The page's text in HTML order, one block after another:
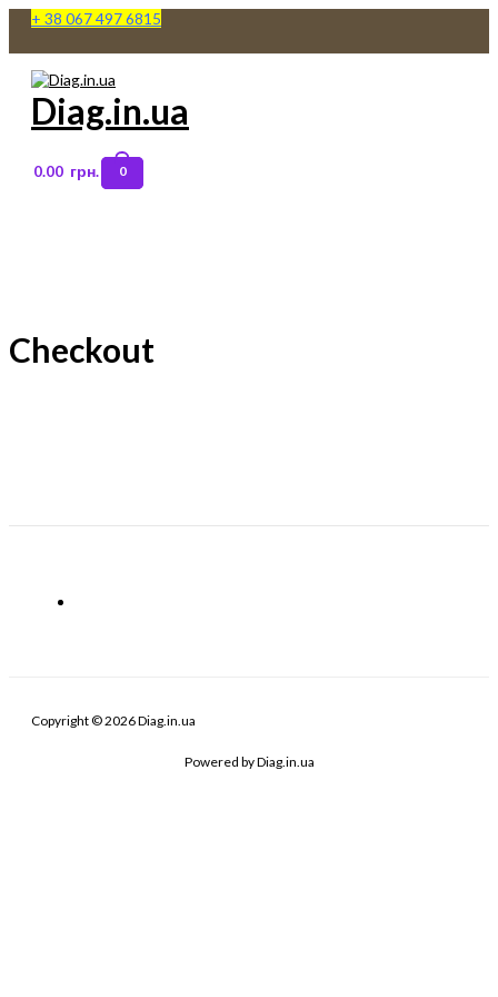
Перейти
содержимому
+ 38 067 497 6815
Diag.in.ua
0.00 грн. 0
Checkout
Copyright © 2026 Diag.in.ua
Powered by Diag.in.ua